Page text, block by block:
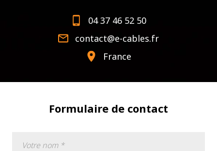
04 37 46 52 50
contact@e-cables.fr
France
Formulaire de contact